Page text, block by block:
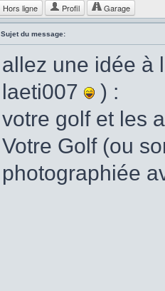
Hors ligne Profil Garage
Sujet du message:
allez une idée à
laeti007
) :
votre golf et les
Votre Golf (ou
photographiée